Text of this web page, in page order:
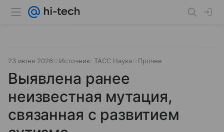
23 июня 2026 Источник: ТАСС Наука Прочее
Выявлена ранее
неизвестная мутация,
связанная с развитием